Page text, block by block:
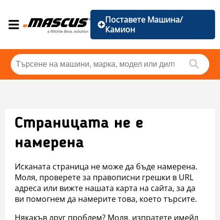
Поставете Машина/
Камион
Страницата не е
намерена
Исканата страница не може да бъде намерена.
Моля, проверете за правописни грешки в URL
адреса или вижте нашата карта на сайта, за да
ви помогнем да намерите това, което търсите.
Някакъв друг проблем? Моля, изпратете имейл